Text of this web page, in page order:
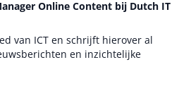
Online Content bij Dutch IT
van ICT en schrijft hierover al
en inzichtelijke